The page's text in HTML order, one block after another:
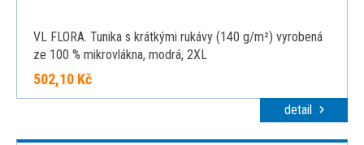
VL FLORA. Tunika s krátkými rukávy (140 g/m²) vyrobená
ze 100 % mikrovlákna, modrá, 2XL
502,10 Kč
detail